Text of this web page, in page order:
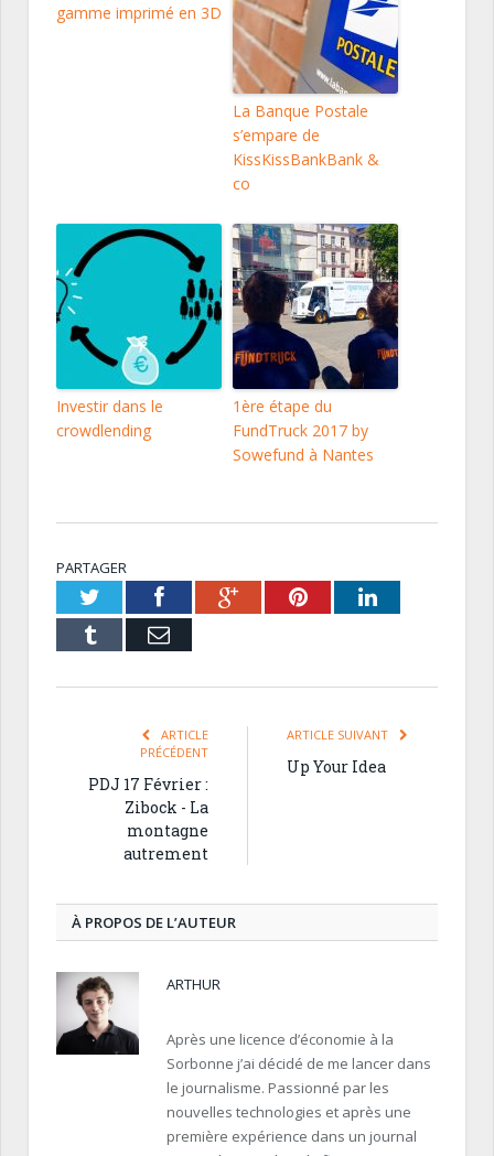
gamme imprimé en 3D
La Banque Postale
s’empare de
KissKissBankBank &
co
Investir dans le
crowdlending
1ère étape du
FundTruck 2017 by
Sowefund à Nantes
PARTAGER
TwitterFacebookGoogle+PinterestLinkedIn
Tumblr Email
ARTICLE
PRÉCÉDENT
PDJ 17 Février :
Zibock - La
montagne
autrement
ARTICLE SUIVANT
Up Your Idea
À PROPOS DE L’AUTEUR
ARTHUR
Après une licence d’économie à la
Sorbonne j’ai décidé de me lancer dans
le journalisme. Passionné par les
nouvelles technologies et après une
première expérience dans un journal